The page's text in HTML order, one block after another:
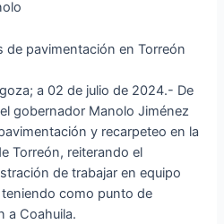
de pavimentación en Torreón
a 02 de julio de 2024.- De
gobernador Manolo Jiménez
y recarpeteo en la
Torreón, reiterando el
de trabajar en equipo
como punto de
a Coahuila.